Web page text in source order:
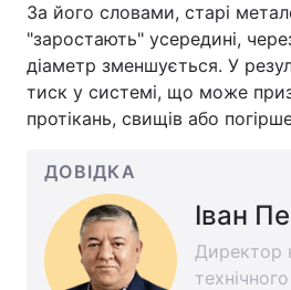
За його словами, старі
"заростають" усередині,
діаметр зменшується. У
тиск у системі, що може
протікань, свищів або
ДОВІДКА
Іван
Директор